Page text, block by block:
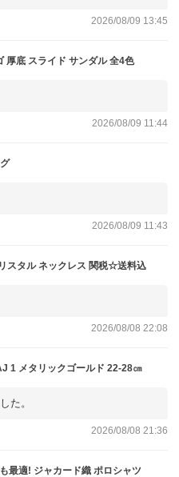
2026/08/09 13:45
底 スライド サンダル 全4色
2026/08/09 11:44
2026/08/09 11:43
スタル ネックレス 関税☆送料込
2026/08/08 22:08
1 メタリックゴールド 22-28㎝
た。
2026/08/08 21:36
最適! ジャカード織 ポロシャツ